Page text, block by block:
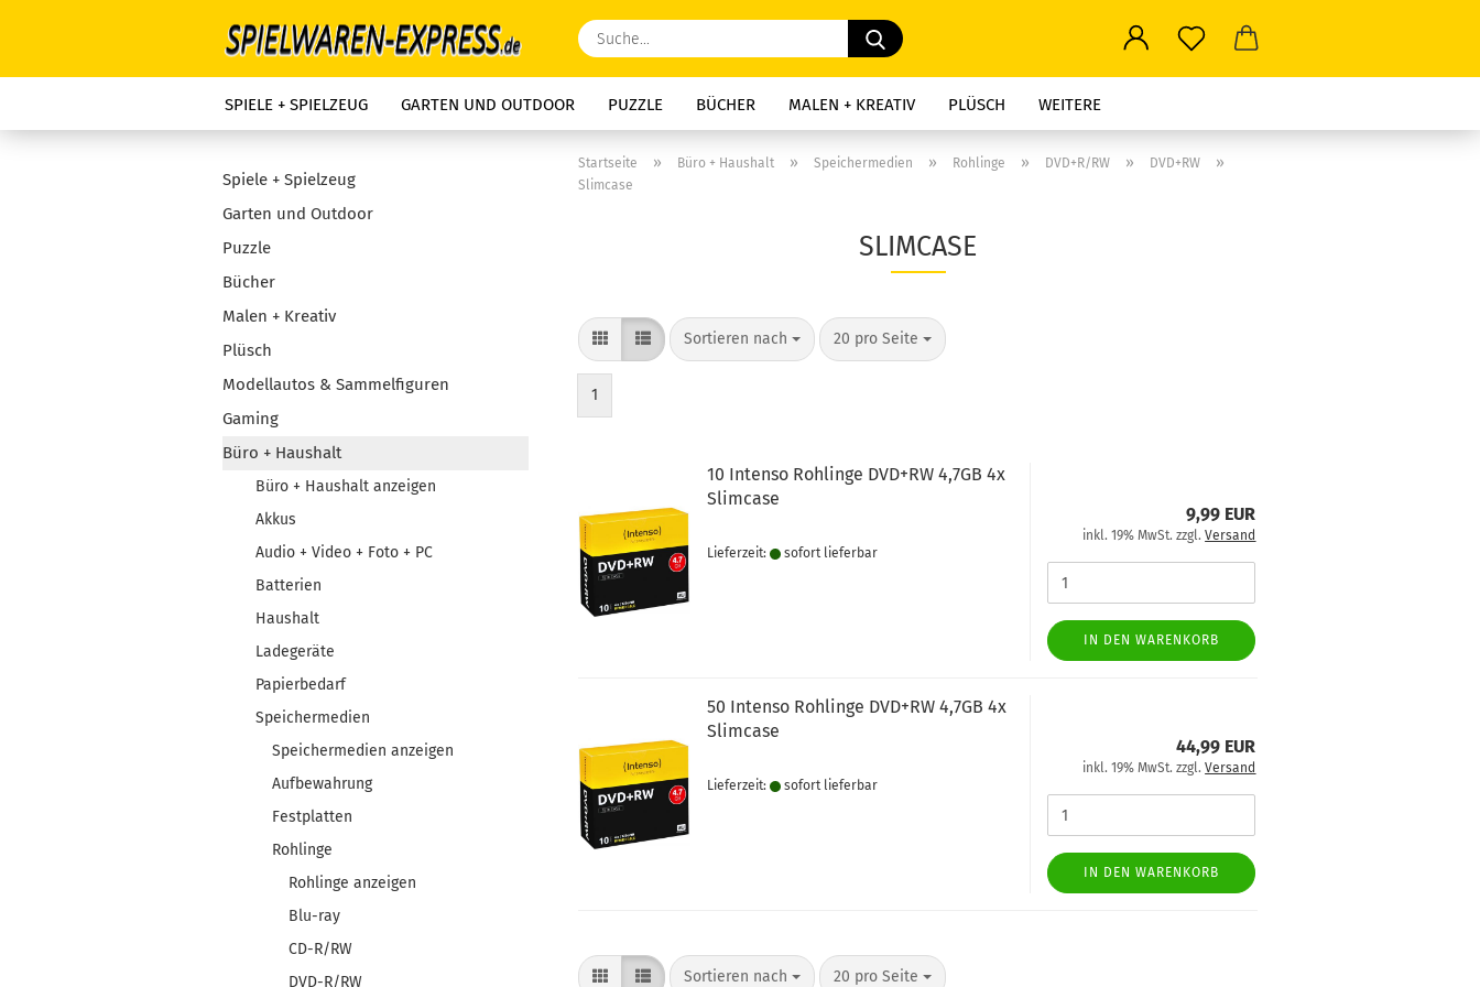
Suche...
SPIELE + SPIELZEUG GARTEN UND OUTDOOR PUZZLE BÜCHER MALEN + KREATIV PLÜSCH WEITERE
Startseite » Büro + Haushalt » Speichermedien » Rohlinge » DVD+R/RW » DVD+RW »
Slimcase
SLIMCASE
Sortieren nach
Sortieren nach 20 pro Seite
pro Seite
1
10 Intenso Rohlinge DVD+RW 4,7GB 4x
Slimcase
Lieferzeit: sofort lie­fer­bar
9,99 EUR
inkl. 19% MwSt. zzgl.Versand
IN DEN WARENKORB
50 Intenso Rohlinge DVD+RW 4,7GB 4x
Slimcase
Lieferzeit: sofort lie­fer­bar
44,99 EUR
inkl. 19% MwSt. zzgl.Versand
IN DEN WARENKORB
Sortieren nach
Sortieren nach 20 pro Seite
pro Seite
Spiele + Spielzeug
Garten und Outdoor
Puzzle
Bücher
Malen + Kreativ
Plüsch
Modellautos & Sammelfiguren
Gaming
Büro + Haushalt
Büro + Haushalt anzeigen
Akkus
Audio + Video + Foto + PC
Batterien
Haushalt
Ladegeräte
Papierbedarf
Speichermedien
Speichermedien anzeigen
Aufbewahrung
Festplatten
Rohlinge
Rohlinge anzeigen
Blu-ray
CD-R/RW
DVD-R/RW